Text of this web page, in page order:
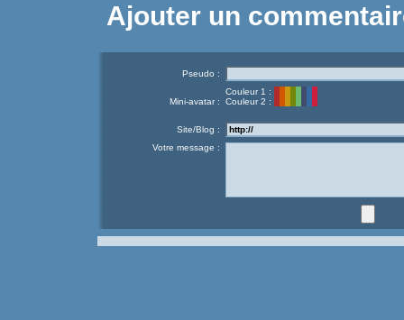
Ajouter un
Pseudo :
Mini-avatar :
Couleur 1 :
Couleur 2 :
Site/Blog :
Votre message :